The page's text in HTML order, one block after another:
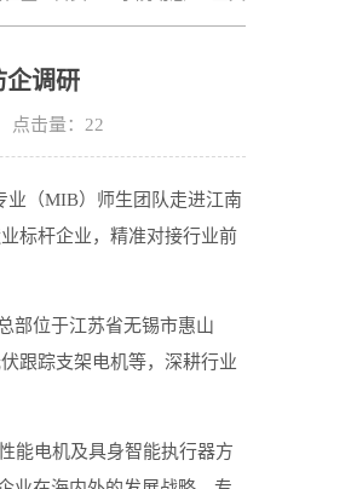
企调研
击量： 22
业（MIB）师生团队走进江南
标杆企业，精准对接行业前
部位于江苏省无锡市惠山
跟踪支架电机等，深耕行业
能电机及具身智能执行器方